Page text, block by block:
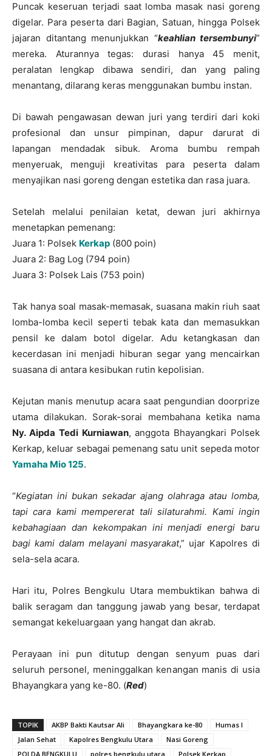
Puncak keseruan terjadi saat lomba masak nasi goreng
digelar. Para peserta dari Bagian, Satuan, hingga Polsek
jajaran ditantang menunjukkan “keahlian tersembunyi”
mereka. Aturannya tegas: durasi hanya 45 menit,
peralatan lengkap dibawa sendiri, dan yang paling
menantang, dilarang keras menggunakan bumbu instan.
Di bawah pengawasan dewan juri yang terdiri dari koki
profesional dan unsur pimpinan, dapur darurat di
lapangan mendadak sibuk. Aroma bumbu rempah
menyeruak, menguji kreativitas para peserta dalam
menyajikan nasi goreng dengan estetika dan rasa juara.
Setelah melalui penilaian ketat, dewan juri akhirnya
menetapkan pemenang:
Juara 1: Polsek Kerkap (800 poin)
Juara 2: Bag Log (794 poin)
Juara 3: Polsek Lais (753 poin)
Tak hanya soal masak-memasak, suasana makin riuh saat
lomba-lomba kecil seperti tebak kata dan memasukkan
pensil ke dalam botol digelar. Adu ketangkasan dan
kecerdasan ini menjadi hiburan segar yang mencairkan
suasana di antara kesibukan rutin kepolisian.
Kejutan manis menutup acara saat pengundian doorprize
utama dilakukan. Sorak-sorai membahana ketika nama
Ny. Aipda Tedi Kurniawan, anggota Bhayangkari Polsek
Kerkap, keluar sebagai pemenang satu unit sepeda motor
Yamaha Mio 125.
“Kegiatan ini bukan sekadar ajang olahraga atau lomba,
tapi cara kami mempererat tali silaturahmi. Kami ingin
kebahagiaan dan kekompakan ini menjadi energi baru
bagi kami dalam melayani masyarakat,” ujar Kapolres di
sela-sela acara.
Hari itu, Polres Bengkulu Utara membuktikan bahwa di
balik seragam dan tanggung jawab yang besar, terdapat
semangat kekeluargaan yang hangat dan akrab.
Perayaan ini pun ditutup dengan senyum puas dari
seluruh personel, meninggalkan kenangan manis di usia
Bhayangkara yang ke-80. (Red)
TOPIK AKBP Bakti Kautsar Ali Bhayangkara ke-80
Humas l
Jalan Sehat
Kapolres Bengkulu Utara
Nasi Goreng
POLDA BENGKULU
polres bengkulu utara Polsek Kerkap